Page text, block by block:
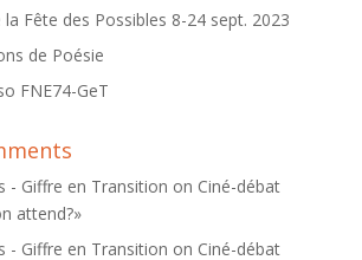
Fête des Possibles 8-24 sept. 2023
de Poésie
FNE74-GeT
- Giffre en Transition on Ciné-débat
attend?»
- Giffre en Transition on Ciné-débat